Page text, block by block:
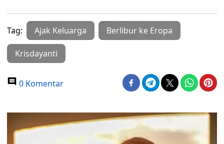
Tag: Ajak Keluarga Berlibur ke Eropa
Krisdayanti
0 Komentar